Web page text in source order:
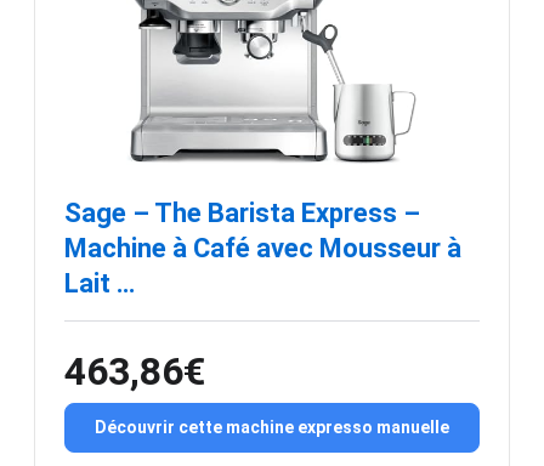
Sage – The Barista Express –
Machine à Café avec Mousseur à
Lait …
463,86€
Découvrir cette machine expresso manuelle